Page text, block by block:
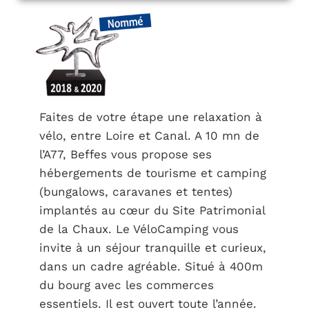
Faites de votre étape une relaxation à
vélo, entre Loire et Canal. A 10 mn de
l’A77, Beffes vous propose ses
hébergements de tourisme et camping
(bungalows, caravanes et tentes)
implantés au cœur du Site Patrimonial
de la Chaux. Le VéloCamping vous
invite à un séjour tranquille et curieux,
dans un cadre agréable. Situé à 400m
du bourg avec les commerces
essentiels. Il est ouvert toute l’année.